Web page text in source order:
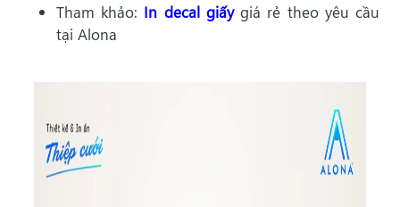
Tham khảo: In decal giấygiá rẻ theo yêu cầu
tại Alona